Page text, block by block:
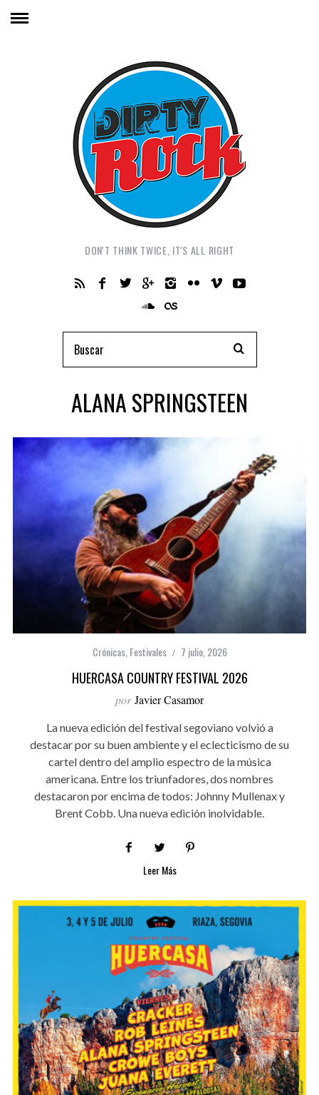
DON'T THINK TWICE, IT'S ALL RIGHT
ALANA SPRINGSTEEN
Crónicas, Festivales 7 julio, 2026
HUERCASA COUNTRY FESTIVAL 2026
por Javier Casamor
La nueva edición del festival segoviano volvió a
destacar por su buen ambiente y el eclecticismo de su
cartel dentro del amplio espectro de la música
americana. Entre los triunfadores, dos nombres
destacaron por encima de todos: Johnny Mullenax y
Brent Cobb. Una nueva edición inolvidable.
Leer Más